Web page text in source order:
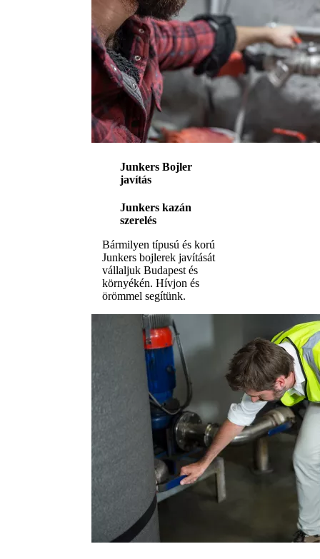
Junkers Bojler
javítás
Junkers kazán
szerelés
Bármilyen típusú és korú
Junkers bojlerek javítását
vállaljuk Budapest és
környékén. Hívjon és
örömmel segítünk.